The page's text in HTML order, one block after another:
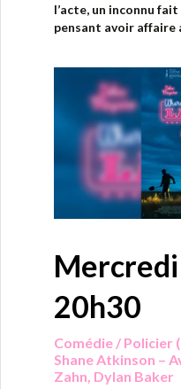
l’acte, un inconnu
pensant avoir affaire
20h30
Comédie / Policier
Shane Atkinson –
Zahn, Dylan Baker